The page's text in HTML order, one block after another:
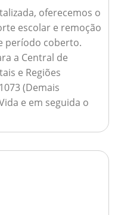
oferecemos o
escolar e remoção
período coberto.
a Central de
e Regiões
(Demais
e em seguida o